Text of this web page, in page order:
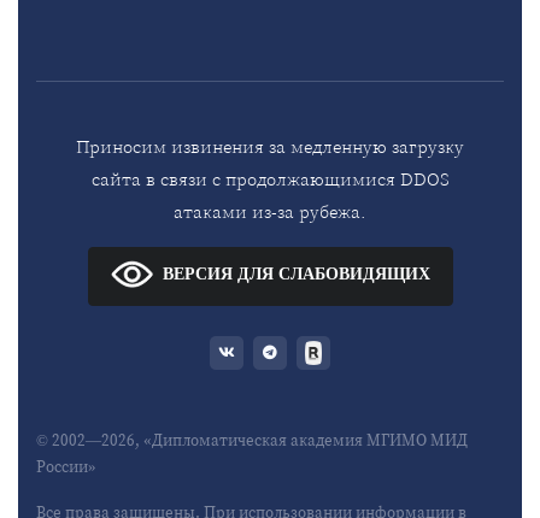
Приносим извинения за медленную загрузку
сайта в связи с продолжающимися DDOS
атаками из-за рубежа.
ВЕРСИЯ ДЛЯ СЛАБОВИДЯЩИХ
© 2002—2026, «Дипломатическая академия МГИМО МИД
России»
Все права защищены. При использовании информации в